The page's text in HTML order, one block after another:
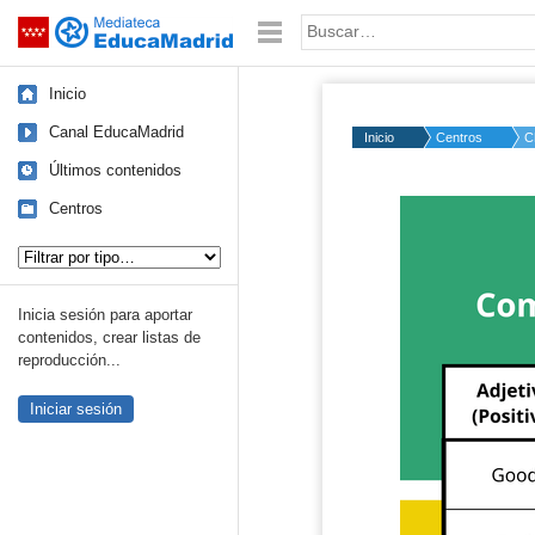
Saltar navegación Palabra o frase:
Inicio
Canal EducaMadrid
Últimos contenidos
Centros
Inicia sesión para aportar
contenidos, crear listas de
reproducción...
Iniciar sesión
Inicio Centros